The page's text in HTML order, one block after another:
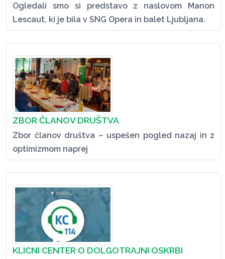
Ogledali smo si predstavo z naslovom Manon
Lescaut, ki je bila v SNG Opera in balet Ljubljana.
ZBOR ČLANOV DRUŠTVA
Zbor članov društva – uspešen pogled nazaj in z
optimizmom naprej
KLICNI CENTER O DOLGOTRAJNI OSKRBI